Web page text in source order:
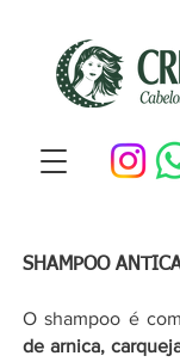
SHAMPOO
O shampoo é
de arnica,